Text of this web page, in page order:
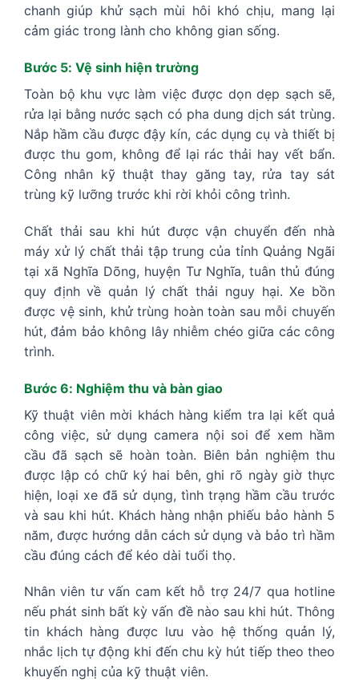
chanh giúp khử sạch mùi hôi khó chịu, mang lại
cảm giác trong lành cho không gian sống.
Bước 5: Vệ sinh hiện trường
Toàn bộ khu vực làm việc được dọn dẹp sạch sẽ,
rửa lại bằng nước sạch có pha dung dịch sát trùng.
Nắp hầm cầu được đậy kín, các dụng cụ và thiết bị
được thu gom, không để lại rác thải hay vết bẩn.
Công nhân kỹ thuật thay găng tay, rửa tay sát
trùng kỹ lưỡng trước khi rời khỏi công trình.
Chất thải sau khi hút được vận chuyển đến nhà
máy xử lý chất thải tập trung của tỉnh Quảng Ngãi
tại xã Nghĩa Dõng, huyện Tư Nghĩa, tuân thủ đúng
quy định về quản lý chất thải nguy hại. Xe bồn
được vệ sinh, khử trùng hoàn toàn sau mỗi chuyến
hút, đảm bảo không lây nhiễm chéo giữa các công
trình.
Bước 6: Nghiệm thu và bàn giao
Kỹ thuật viên mời khách hàng kiểm tra lại kết quả
công việc, sử dụng camera nội soi để xem hầm
cầu đã sạch sẽ hoàn toàn. Biên bản nghiệm thu
được lập có chữ ký hai bên, ghi rõ ngày giờ thực
hiện, loại xe đã sử dụng, tình trạng hầm cầu trước
và sau khi hút. Khách hàng nhận phiếu bảo hành 5
năm, được hướng dẫn cách sử dụng và bảo trì hầm
cầu đúng cách để kéo dài tuổi thọ.
Nhân viên tư vấn cam kết hỗ trợ 24/7 qua hotline
nếu phát sinh bất kỳ vấn đề nào sau khi hút. Thông
tin khách hàng được lưu vào hệ thống quản lý,
nhắc lịch tự động khi đến chu kỳ hút tiếp theo theo
khuyến nghị của kỹ thuật viên.